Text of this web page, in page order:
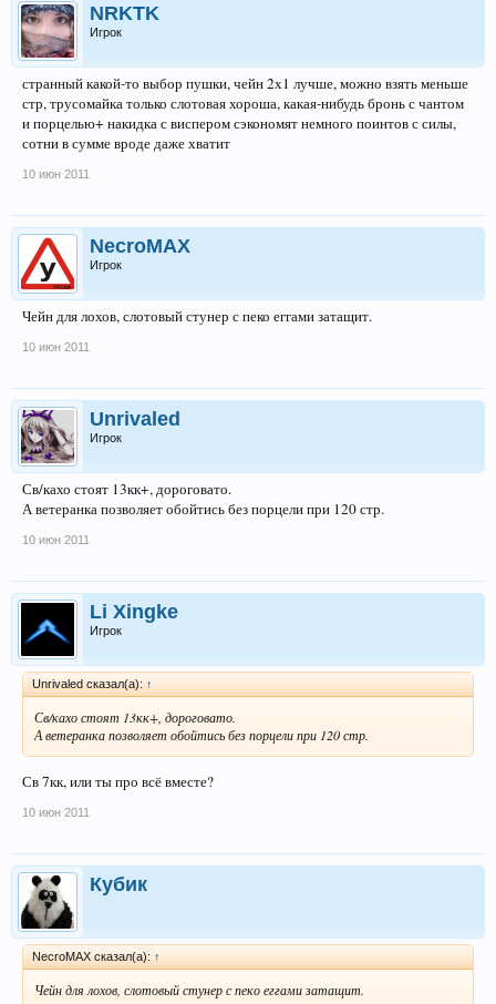
NRKTK
Игрок
странный какой-то выбор пушки, чейн 2х1 лучше, можно взять меньше
стр, трусомайка только слотовая хороша, какая-нибудь бронь с чантом
и порцелью+ накидка с виспером сэкономят немного поинтов с силы,
сотни в сумме вроде даже хватит
10 июн 2011
NecroMAX
Игрок
Чейн для лохов, слотовый стунер с пеко еггами затащит.
10 июн 2011
Unrivaled
Игрок
Св/кахо стоят 13кк+, дороговато.
А ветеранка позволяет обойтись без порцели при 120 стр.
10 июн 2011
Li Xingke
Игрок
Unrivaled сказал(а): ↑
Св/кахо стоят 13кк+, дороговато.
А ветеранка позволяет обойтись без порцели при 120 стр.
Св 7кк, или ты про всё вместе?
10 июн 2011
Кубик
NecroMAX сказал(а): ↑
Чейн для лохов, слотовый стунер с пеко еггами затащит.